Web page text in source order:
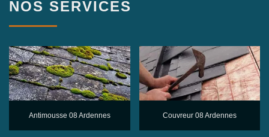
NOS SERVICES
Antimousse 08 Ardennes Couvreur 08 Ardennes